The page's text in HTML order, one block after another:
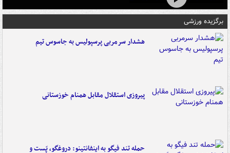
برگزیده ورزشی
هشدار سرمربی پرسپولیس به جاسوس تیم
پیروزی استقلال مقابل همنام خوزستانی
حمله تند فیگو به اینفانتینو: دروغگو، پَست‌ و